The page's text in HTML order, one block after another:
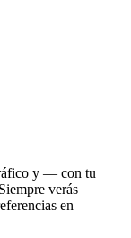
y — con tu
verás
en